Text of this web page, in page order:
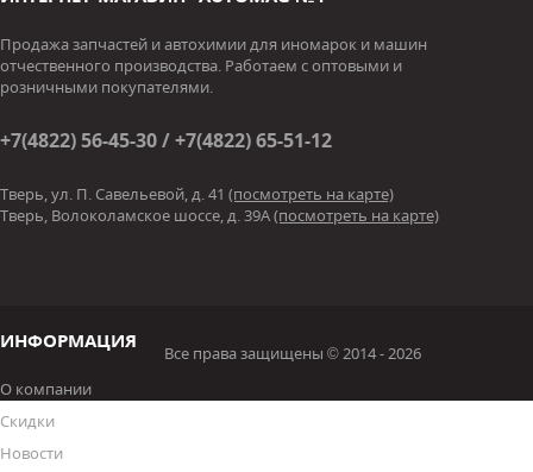
Продажа запчастей и автохимии для иномарок и машин
отчественного производства. Работаем с оптовыми и
розничными покупателями.
+7(4822) 56-45-30 / +7(4822) 65-51-12
Тверь, ул. П. Савельевой, д. 41 (посмотреть на карте)
Тверь, Волоколамское шоссе, д. 39А(посмотреть на карте)
ИНФОРМАЦИЯ
О компании
Скидки
Новости
Все права защищены © 2014 - 2026